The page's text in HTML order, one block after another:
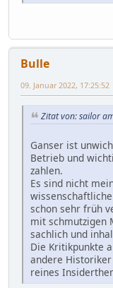
Bulle
09. Januar 2022, 17:25:52
Zitat von: sailor
Ganser ist
Betrieb und
zahlen.
Es sind nicht
schon sehr früh
mit schmutzigen
sachlich und
Die Kritikpunkte
andere
reines